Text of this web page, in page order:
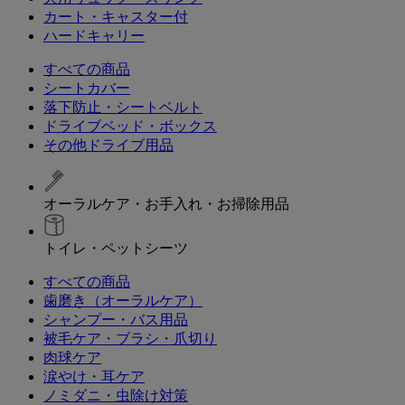
カート・キャスター付
ハードキャリー
すべての商品
シートカバー
落下防止・シートベルト
ドライブベッド・ボックス
その他ドライブ用品
オーラルケア・お手入れ・お掃除用品
トイレ・ペットシーツ
すべての商品
歯磨き（オーラルケア）
シャンプー・バス用品
被毛ケア・ブラシ・爪切り
肉球ケア
涙やけ・耳ケア
ノミダニ・虫除け対策